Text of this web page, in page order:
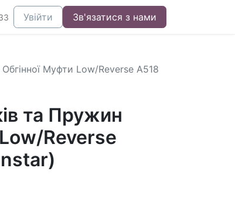
Увійти Зв'язатися з нами
Муфти Low/Reverse A518
та Пружин
Reverse